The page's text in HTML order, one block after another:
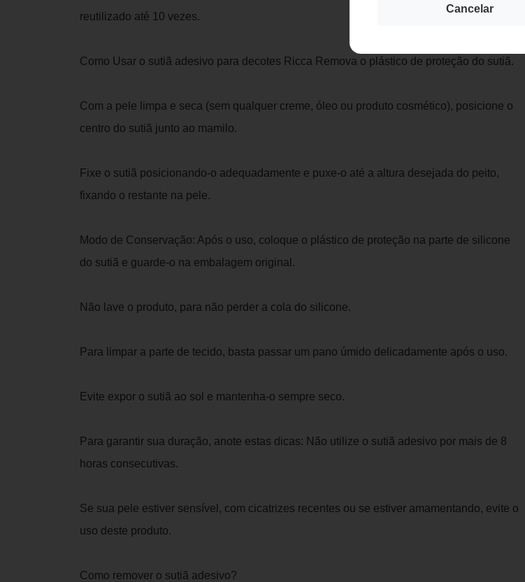
Cancelar
reutilizado até 10 vezes.
Como Usar o sutiã adesivo para decotes Ricca Remova o plástico de proteção do sutiã.
Com a pele limpa e seca (sem qualquer creme, óleo ou produto cosmético), posicione o
centro do sutiã junto ao mamilo.
Fixe o sutiã posicionando-o adequadamente e puxe-o até a altura desejada do peito,
fixando o restante na pele.
Modo de Conservação: Após o uso, coloque o plástico de proteção na parte de silicone
do sutiã e guarde-o na embalagem original.
Não lave o produto, para não perder a cola do silicone.
Para limpar a parte de tecido, basta passar um pano úmido delicadamente após o uso.
Evite expor o sutiã ao sol e mantenha-o sempre seco.
Para garantir sua duração, anote estas dicas: Não utilize o sutiã adesivo por mais de 8
horas consecutivas.
Se sua pele estiver sensível, com cicatrizes recentes ou se estiver amamentando, evite o
uso deste produto.
Como remover o sutiã adesivo?